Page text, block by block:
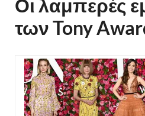
Οι λαμπερές
των Tony